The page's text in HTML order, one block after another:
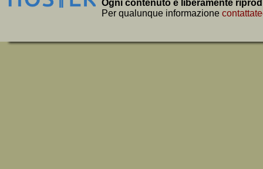
Ogni contenuto è liberamente
Per qualunque informazione